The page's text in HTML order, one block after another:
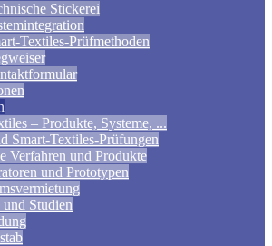
Stickerei
Textiles-Prüfmethoden
– Produkte, Systeme, ...
Smart-Textiles-Prüfungen
Verfahren und Produkte
und Prototypen
Studien